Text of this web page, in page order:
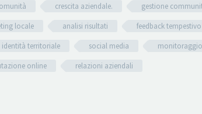
crescita aziendale. gestione
locale analisi risultati feedback tempestivo
identità territoriale social media
online relazioni aziendali